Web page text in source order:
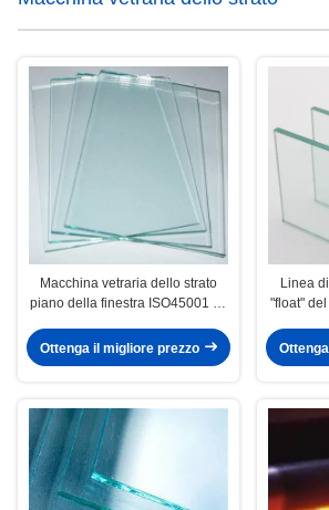
Macchina vetraria dello strato
piano della finestra ISO45001 50
Ottenga il migliore prezzo
Linea
"float"